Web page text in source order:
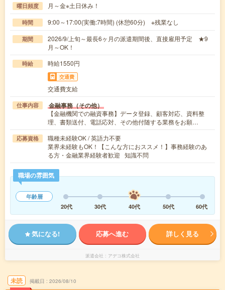
曜日頻度 月～金※土日休み！
時間 9:00～17:00(実働:7時間) (休憩60分) ※残業なし
期間
2026/9/上旬～最長6ヶ月の派遣期間後、直接雇用予定 ★9
月～OK！
時給 時給1550円
交通費
交通費支給
仕事内容 金融事務（その他）
【金融機関での融資事務】データ登録、顧客対応、資料整
理、書類送付、電話応対、その他付随する業務をお願…
応募資格
職種未経験OK / 英語力不要
業界未経験もOK！【こんな方におススメ！】事務経験のあ
る方・金融業界経験者歓迎 知識不問
職場の雰囲気
年齢層
20代
30代 40代 50代 60代
気になる! 応募へ進む 詳しく見る
派遣会社 アデコ株式会社
未読 掲載日 2026/08/10